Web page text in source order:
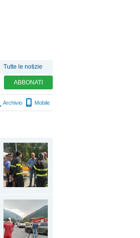
Tutte le notizie
ABBONATI
Archivio Mobile